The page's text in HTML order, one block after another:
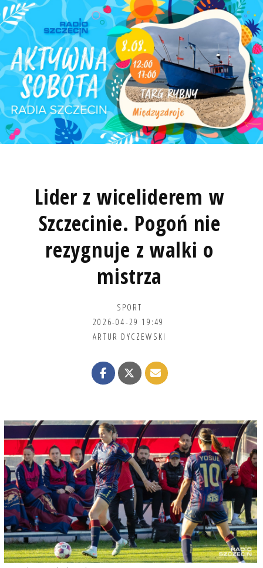
Lider z wiceliderem w
Szczecinie. Pogoń nie
rezygnuje z walki o
mistrza
SPORT
2026-04-29 19:49
ARTUR DYCZEWSKI